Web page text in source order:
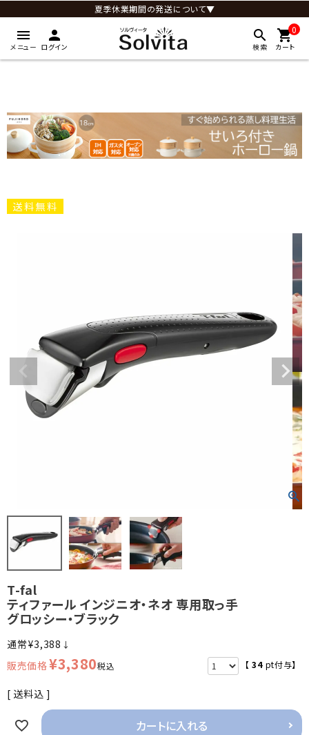
夏季休業期間の発送について▼
menu
メニュー
person
ログイン
search
検索
0
shopping_cart
カート
送料無料
T-fal
ティファール インジニオ・ネオ 専用取っ手
グロッシー・ブラック
¥3,388 ↓
¥3,380税込 【 34 pt付与】
送料込
カートに入れる